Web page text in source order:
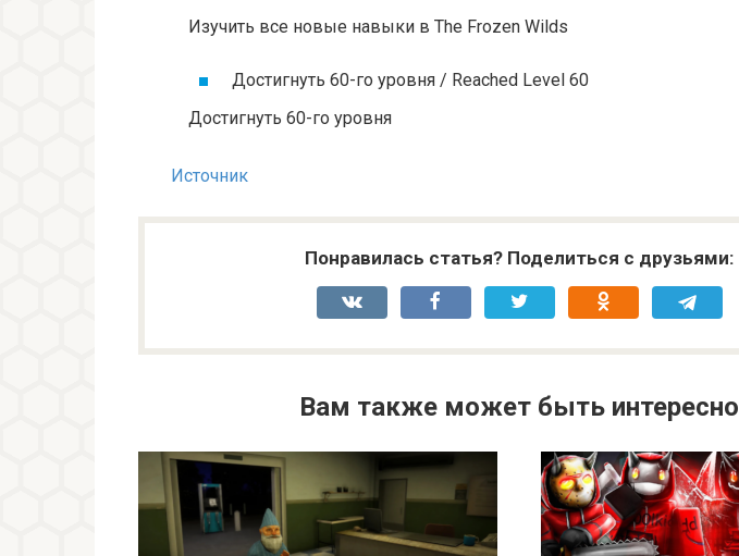
Изучить все новые навыки в The Frozen Wilds
Достигнуть 60-го уровня / Reached Level 60
Достигнуть 60-го уровня
Источник
Понравилась статья? Поделиться с друзьями:
Вам также может быть интересно